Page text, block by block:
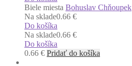
Biele miesta Bohuslav Chňoupek
Na sklade0.66 €
Do košíka
Na sklade0.66 €
Do košíka
0.66 € Pridať do košíka